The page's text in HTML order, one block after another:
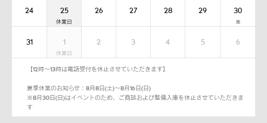
24 25 26 27 28 29 30
31 1 2 3 4 5 6
【12時～13時は電話受付を休止させていただきます】
夏季休業のお知らせ：8月8日(土)～8月16日(日)
※8月30日(日)はイベントのため、ご商談および整備入庫を休止させていただきま
す